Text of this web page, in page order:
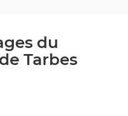
du
Tarbes